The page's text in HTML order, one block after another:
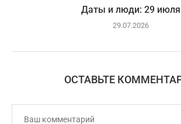
Даты и люди: 29 июля
29.07.2026
ОСТАВЬТЕ